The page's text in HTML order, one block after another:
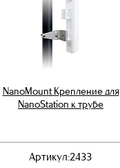
NanoMount Крепление для
NanoStation к трубе
Артикул:2433